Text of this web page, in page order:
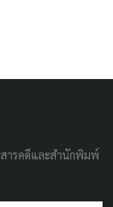
ารคดีและสำนักพิมพ์